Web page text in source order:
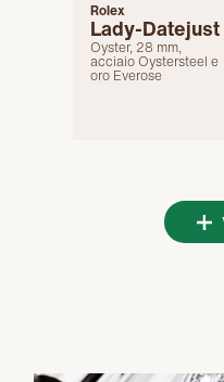
Rolex
Lady-Datejust
Oyster, 28 mm,
acciaio Oystersteel e
oro Everose